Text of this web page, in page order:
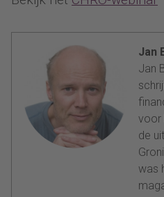
Jan
Jan
voor
de
was